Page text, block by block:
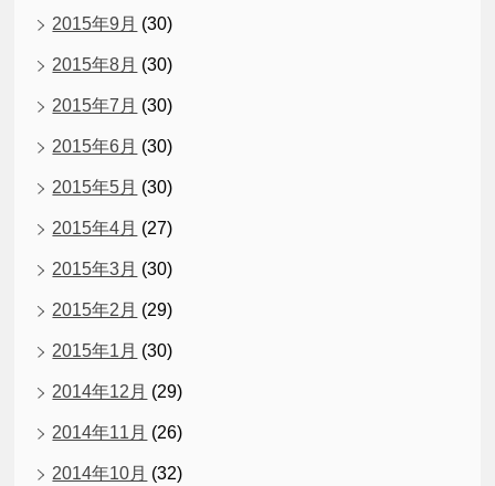
2015年9月 (30)
2015年8月 (30)
2015年7月 (30)
2015年6月 (30)
2015年5月 (30)
2015年4月 (27)
2015年3月 (30)
2015年2月 (29)
2015年1月 (30)
2014年12月 (29)
2014年11月 (26)
2014年10月 (32)